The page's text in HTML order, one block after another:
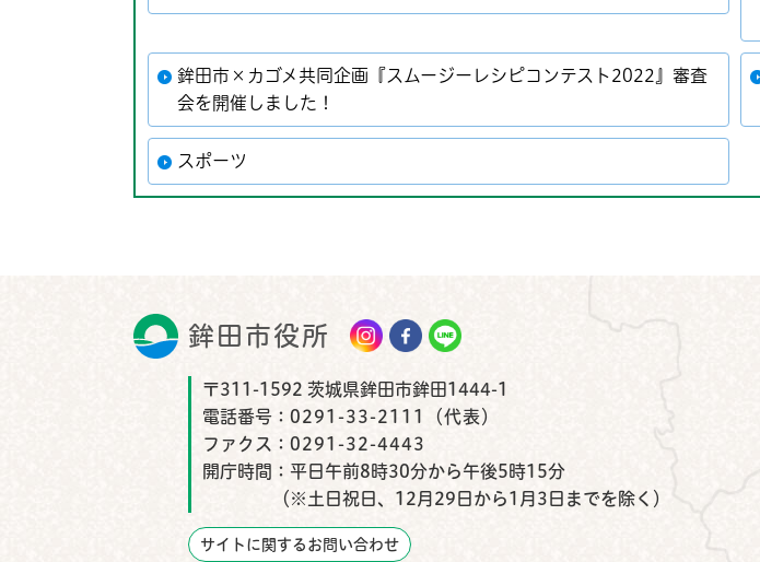
鉾田市×カゴメ共同企画『スムージーレシピコンテスト2022』審査
会を開催しました！
スポーツ
鉾田市役所 鉾田市公式Instagram
鉾田市公式Facebook
鉾田市公式LINE
〒311-1592 茨城県鉾田市鉾田1444-1
電話番号： 0291-33-2111（代表）
ファクス： 0291-32-4443
開庁時間： 平日午前8時30分から午後5時15分
（※土日祝日、12月29日から1月3日までを除く）
サイトに関するお問い合わせ